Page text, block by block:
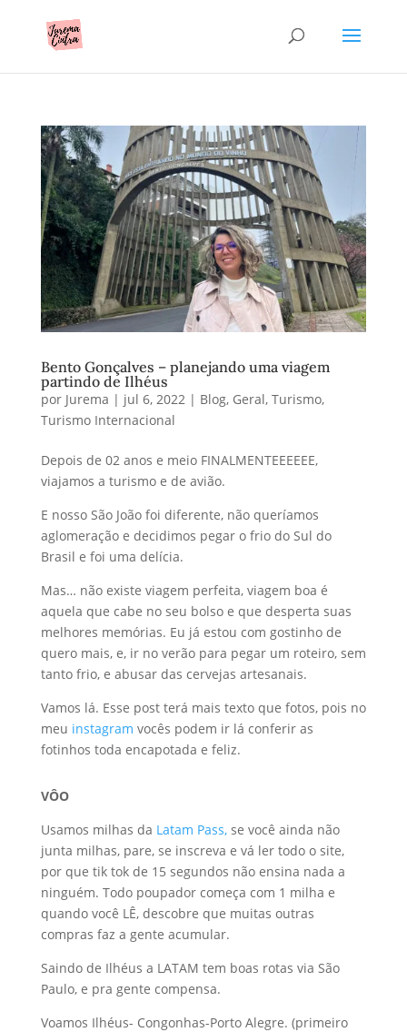
Bento Gonçalves – planejando uma viagem
partindo de Ilhéus
por Jurema | jul 6, 2022| Blog, Geral, Turismo,
Turismo Internacional
Depois de 02 anos e meio FINALMENTEEEEEE,
viajamos a turismo e de avião.
E nosso São João foi diferente, não queríamos
aglomeração e decidimos pegar o frio do Sul do
Brasil e foi uma delícia.
Mas… não existe viagem perfeita, viagem boa é
aquela que cabe no seu bolso e que desperta suas
melhores memórias. Eu já estou com gostinho de
quero mais, e, ir no verão para pegar um roteiro, sem
tanto frio, e abusar das cervejas artesanais.
Vamos lá. Esse post terá mais texto que fotos, pois no
meu instagram vocês podem ir lá conferir as
fotinhos toda encapotada e feliz.
VÔO
Usamos milhas da Latam Pass,se você ainda não
junta milhas, pare, se inscreva e vá ler todo o site,
por que tik tok de 15 segundos não ensina nada a
ninguém. Todo poupador começa com 1 milha e
quando você LÊ, descobre que muitas outras
compras faz a gente acumular.
Saindo de Ilhéus a LATAM tem boas rotas via São
Paulo, e pra gente compensa.
Voamos Ilhéus- Congonhas-Porto Alegre. (primeiro